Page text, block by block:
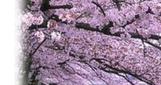
Indonesia.: Watashi wa Indonesia-jin
シアじんです。 Yamada orang
Nihon-jin desu. やまださんはにほん
Partikel “wa” tidak mempunyai arti
namun berfungsi sebagai penanda